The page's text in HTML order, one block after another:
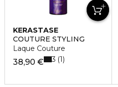
KERASTASE
COUTURE STYLING
Laque Couture
38,90 € 3 1